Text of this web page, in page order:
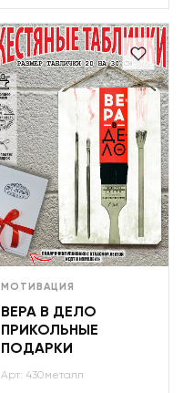
МОТИВАЦИЯ
ВЕРА В ДЕЛО
ПРИКОЛЬНЫЕ
ПОДАРКИ
Арт: 430металл